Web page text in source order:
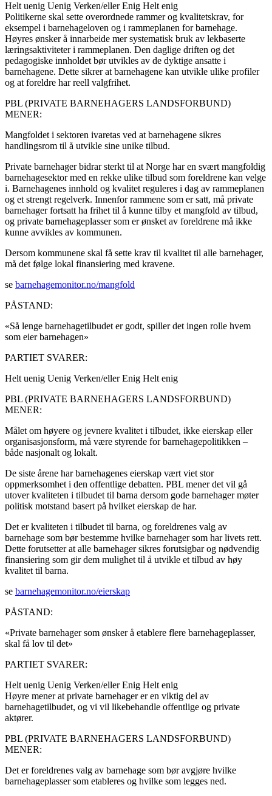
Helt uenig Uenig Verken/ellerEnig Helt enig
Politikerne skal sette overordnede rammer og kvalitetskrav, for
eksempel i barnehageloven og i rammeplanen for barnehage.
Høyres ønsker å innarbeide mer systematisk bruk av lekbaserte
læringsaktiviteter i rammeplanen. Den daglige driften og det
pedagogiske innholdet bør utvikles av de dyktige ansatte i
barnehagene. Dette sikrer at barnehagene kan utvikle ulike profiler
og at foreldre har reell valgfrihet.
PBL (PRIVATE BARNEHAGERS LANDSFORBUND)
MENER:
Mangfoldet i sektoren ivaretas ved at barnehagene sikres
handlingsrom til å utvikle sine unike tilbud.
Private barnehager bidrar sterkt til at Norge har en svært mangfoldig
barnehagesektor med en rekke ulike tilbud som foreldrene kan velge
i. Barnehagenes innhold og kvalitet reguleres i dag av rammeplanen
og et strengt regelverk. Innenfor rammene som er satt, må private
barnehager fortsatt ha frihet til å kunne tilby et mangfold av tilbud,
og private barnehageplasser som er ønsket av foreldrene må ikke
kunne avvikles av kommunen.
Dersom kommunene skal få sette krav til kvalitet til alle barnehager,
må det følge lokal finansiering med kravene.
se barnehagemonitor.no/mangfold
PÅSTAND:
«Så lenge barnehagetilbudet er godt, spiller det ingen rolle hvem
som eier barnehagen»
PARTIET SVARER:
Helt uenig Uenig Verken/ellerEnig Helt enig
PBL (PRIVATE BARNEHAGERS LANDSFORBUND)
MENER:
Målet om høyere og jevnere kvalitet i tilbudet, ikke eierskap eller
organisasjonsform, må være styrende for barnehagepolitikken –
både nasjonalt og lokalt.
De siste årene har barnehagenes eierskap vært viet stor
oppmerksomhet i den offentlige debatten. PBL mener det vil gå
utover kvaliteten i tilbudet til barna dersom gode barnehager møter
politisk motstand basert på hvilket eierskap de har.
Det er kvaliteten i tilbudet til barna, og foreldrenes valg av
barnehage som bør bestemme hvilke barnehager som har livets rett.
Dette forutsetter at alle barnehager sikres forutsigbar og nødvendig
finansiering som gir dem mulighet til å utvikle et tilbud av høy
kvalitet til barna.
se barnehagemonitor.no/eierskap
PÅSTAND:
«Private barnehager som ønsker å etablere flere barnehageplasser,
skal få lov til det»
PARTIET SVARER:
Helt uenig Uenig Verken/ellerEnig Helt enig
Høyre mener at private barnehager er en viktig del av
barnehagetilbudet, og vi vil likebehandle offentlige og private
aktører.
PBL (PRIVATE BARNEHAGERS LANDSFORBUND)
MENER:
Det er foreldrenes valg av barnehage som bør avgjøre hvilke
barnehageplasser som etableres og hvilke som legges ned.